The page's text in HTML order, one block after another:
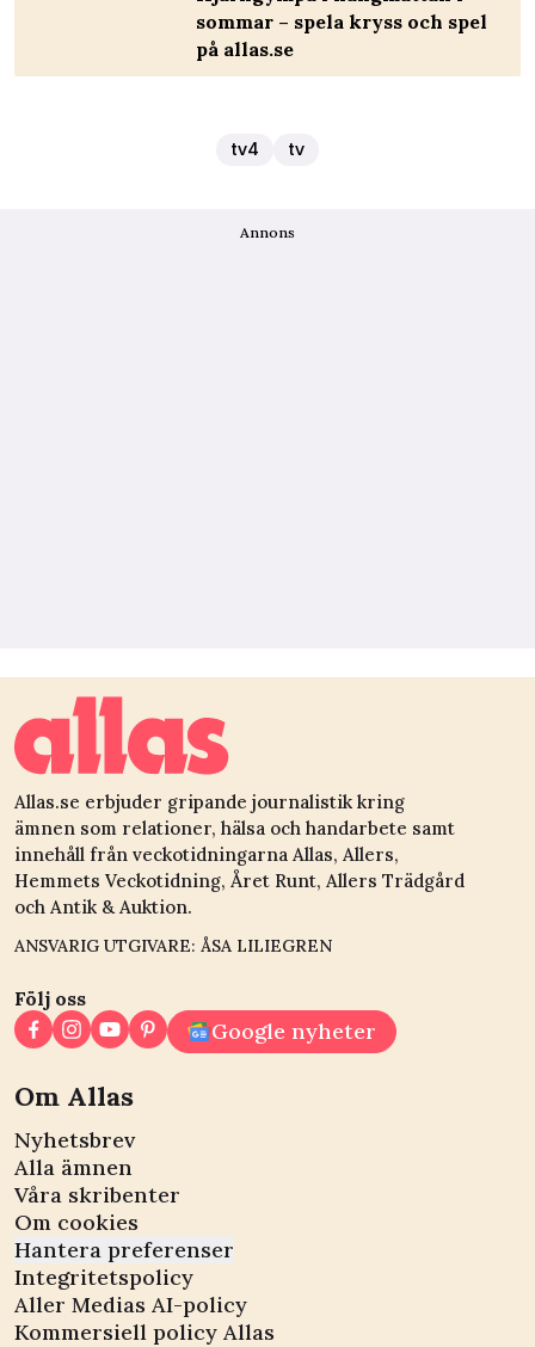
sommar – spela kryss och spel
på allas.se
tv4 tv
Annons
Allas.se erbjuder gripande journalistik kring
ämnen som relationer, hälsa och handarbete samt
innehåll från veckotidningarna Allas, Allers,
Hemmets Veckotidning, Året Runt, Allers Trädgård
och Antik & Auktion.
ANSVARIG UTGIVARE: ÅSA LILIEGREN
Följ oss
Google nyheter
Om Allas
Nyhetsbrev
Alla ämnen
Våra skribenter
Om cookies
Hantera preferenser
Integritetspolicy
Aller Medias AI-policy
Kommersiell policy Allas